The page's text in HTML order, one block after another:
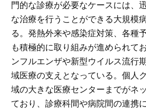
門的な診療が必要なケースには、
な治療を行うことができる大規模
る。発熱外来や感染症対策、各種
も積極的に取り組みが進められて
ンフルエンザや新型ウイルス流行
域医療の支えとなっている。個人
域の大きな医療センターまでがネ
ており、診療科間や病院間の連携